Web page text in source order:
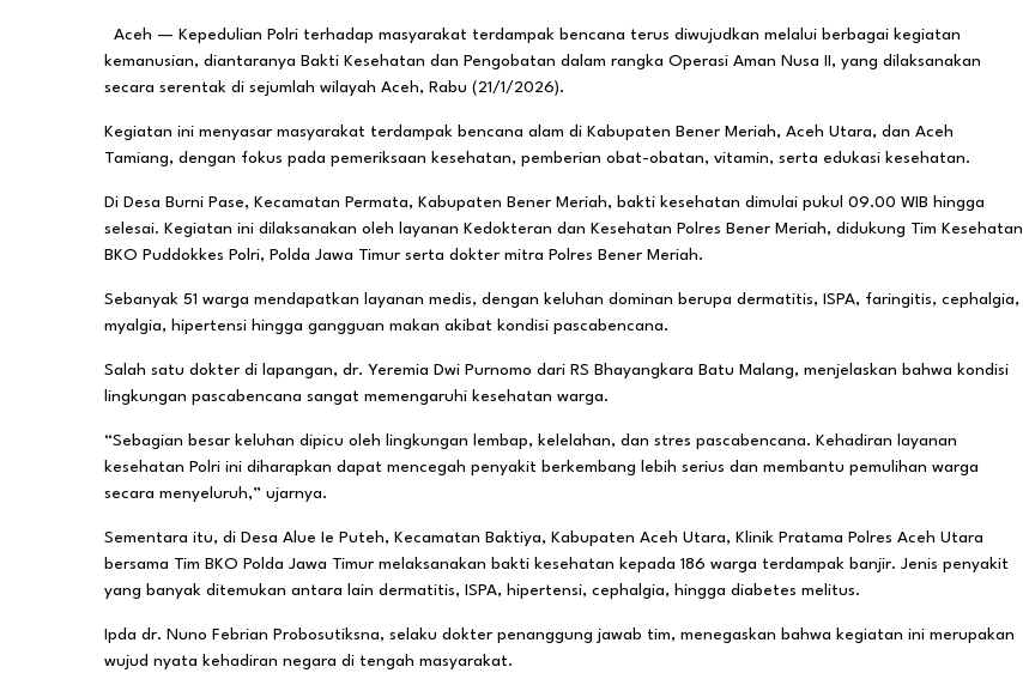
Aceh — Kepedulian Polri terhadap masyarakat terdampak bencana terus diwujudkan melalui berbagai kegiatan
kemanusian, diantaranya Bakti Kesehatan dan Pengobatan dalam rangka Operasi Aman Nusa II, yang dilaksanakan
secara serentak di sejumlah wilayah Aceh, Rabu (21/1/2026).
Kegiatan ini menyasar masyarakat terdampak bencana alam di Kabupaten Bener Meriah, Aceh Utara, dan Aceh
Tamiang, dengan fokus pada pemeriksaan kesehatan, pemberian obat-obatan, vitamin, serta edukasi kesehatan.
Di Desa Burni Pase, Kecamatan Permata, Kabupaten Bener Meriah, bakti kesehatan dimulai pukul 09.00 WIB hingga
selesai. Kegiatan ini dilaksanakan oleh layanan Kedokteran dan Kesehatan Polres Bener Meriah, didukung Tim Kesehatan
BKO Puddokkes Polri, Polda Jawa Timur serta dokter mitra Polres Bener Meriah.
Sebanyak 51 warga mendapatkan layanan medis, dengan keluhan dominan berupa dermatitis, ISPA, faringitis, cephalgia,
myalgia, hipertensi hingga gangguan makan akibat kondisi pascabencana.
Salah satu dokter di lapangan, dr. Yeremia Dwi Purnomo dari RS Bhayangkara Batu Malang, menjelaskan bahwa kondisi
lingkungan pascabencana sangat memengaruhi kesehatan warga.
“Sebagian besar keluhan dipicu oleh lingkungan lembap, kelelahan, dan stres pascabencana. Kehadiran layanan
kesehatan Polri ini diharapkan dapat mencegah penyakit berkembang lebih serius dan membantu pemulihan warga
secara menyeluruh,” ujarnya.
Sementara itu, di Desa Alue Ie Puteh, Kecamatan Baktiya, Kabupaten Aceh Utara, Klinik Pratama Polres Aceh Utara
bersama Tim BKO Polda Jawa Timur melaksanakan bakti kesehatan kepada 186 warga terdampak banjir. Jenis penyakit
yang banyak ditemukan antara lain dermatitis, ISPA, hipertensi, cephalgia, hingga diabetes melitus.
Ipda dr. Nuno Febrian Probosutiksna, selaku dokter penanggung jawab tim, menegaskan bahwa kegiatan ini merupakan
wujud nyata kehadiran negara di tengah masyarakat.